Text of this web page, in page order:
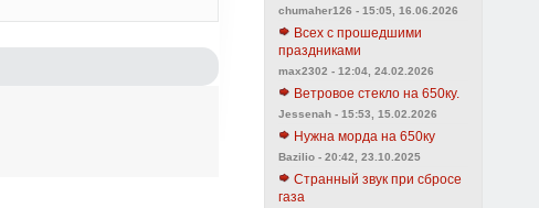
chumaher126 - 15:05, 16.06.2026
Всех с прошедшими
праздниками
max2302 - 12:04, 24.02.2026
Ветровое стекло на 650ку.
Jessenah - 15:53, 15.02.2026
Нужна морда на 650ку
Bazilio - 20:42, 23.10.2025
Странный звук при сбросе
газа